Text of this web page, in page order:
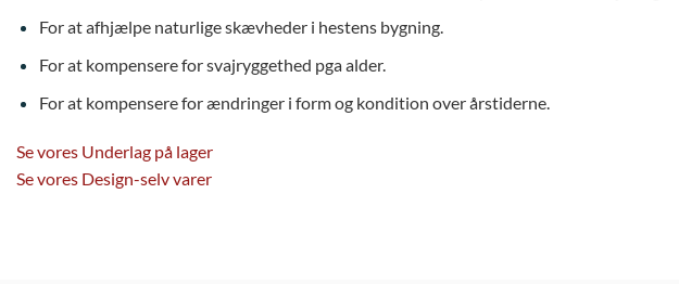
For at afhjælpe naturlige skævheder i hestens bygning.
For at kompensere for svajryggethed pga alder.
For at kompensere for ændringer i form og kondition over årstiderne.
Se vores Underlag på lager
Se vores Design-selv varer